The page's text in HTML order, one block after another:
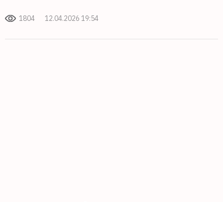
1804 12.04.2026 19:54